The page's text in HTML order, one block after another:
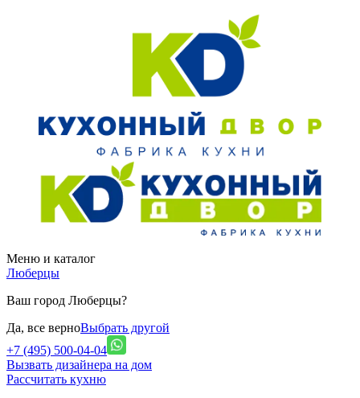
Меню и каталог
Люберцы
Ваш город Люберцы?
Да, все верноВыбрать другой
+7 (495) 500-04-04
Вызвать дизайнера на дом
Рассчитать кухню